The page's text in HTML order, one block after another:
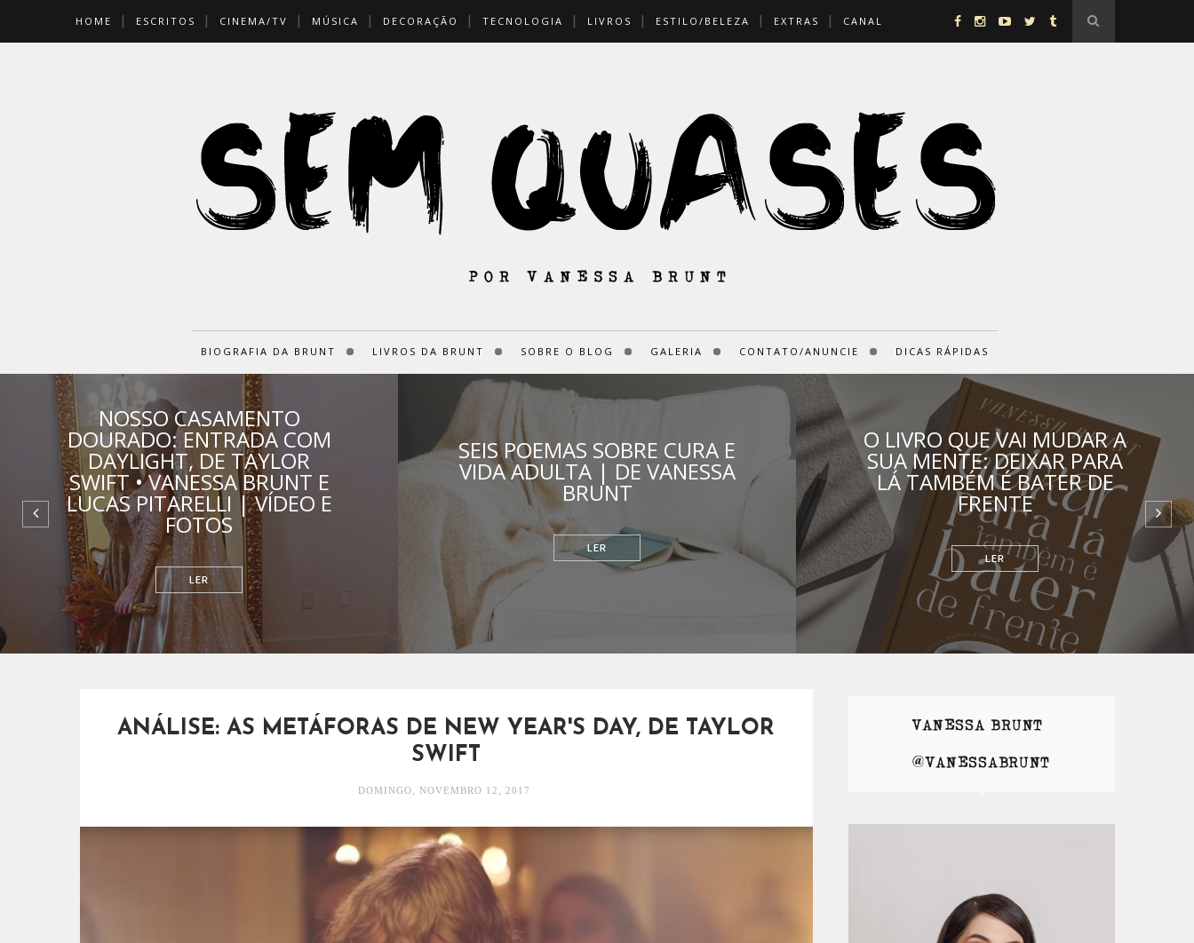
HOME ESCRITOS CINEMA/TV MÚSICA DECORAÇÃO TECNOLOGIA LIVROS ESTILO/BELEZA EXTRAS CANAL
BIOGRAFIA DA BRUNT LIVROS DA BRUNT SOBRE O BLOG GALERIA CONTATO/ANUNCIE DICAS RÁPIDAS
NOSSO CASAMENTO
DOURADO: ENTRADA COM
DAYLIGHT, DE TAYLOR
SWIFT • VANESSA BRUNT E
LUCAS PITARELLI | VÍDEO E
FOTOS
SEIS POEMAS SOBRE CURA E
VIDA ADULTA | DE VANESSA
BRUNT
O LIVRO QUE VAI MUDAR A
SUA MENTE: DEIXAR PARA
LÁ TAMBÉM É BATER DE
FRENTE
ANÁLISE: AS METÁFORAS DE NEW YEAR'S DAY, DE TAYLOR
SWIFT
DOMINGO, NOVEMBRO 12, 2017
VANESSA BRUNT |
@VANESSABRUNT